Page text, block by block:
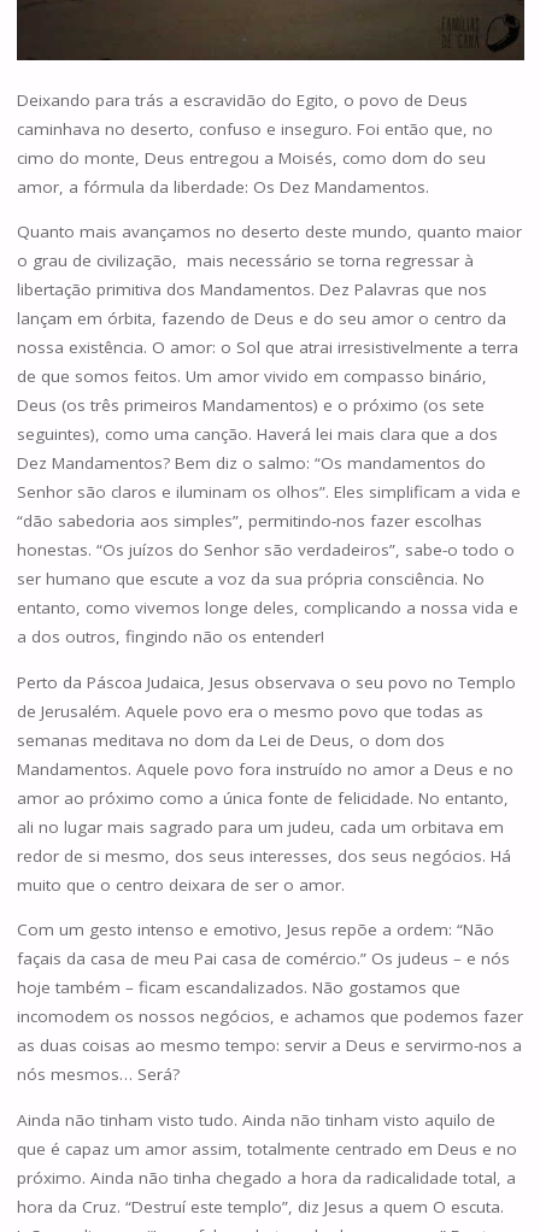
Deixando para trás a escravidão do Egito, o povo de Deus
caminhava no deserto, confuso e inseguro. Foi então que, no
cimo do monte, Deus entregou a Moisés, como dom do seu
amor, a fórmula da liberdade: Os Dez Mandamentos.
Quanto mais avançamos no deserto deste mundo, quanto maior
o grau de civilização, mais necessário se torna regressar à
libertação primitiva dos Mandamentos. Dez Palavras que nos
lançam em órbita, fazendo de Deus e do seu amor o centro da
nossa existência. O amor: o Sol que atrai irresistivelmente a terra
de que somos feitos. Um amor vivido em compasso binário,
Deus (os três primeiros Mandamentos) e o próximo (os sete
seguintes), como uma canção. Haverá lei mais clara que a dos
Dez Mandamentos? Bem diz o salmo: “Os mandamentos do
Senhor são claros e iluminam os olhos”. Eles simplificam a vida e
“dão sabedoria aos simples”, permitindo-nos fazer escolhas
honestas. “Os juízos do Senhor são verdadeiros”, sabe-o todo o
ser humano que escute a voz da sua própria consciência. No
entanto, como vivemos longe deles, complicando a nossa vida e
a dos outros, fingindo não os entender!
Perto da Páscoa Judaica, Jesus observava o seu povo no Templo
de Jerusalém. Aquele povo era o mesmo povo que todas as
semanas meditava no dom da Lei de Deus, o dom dos
Mandamentos. Aquele povo fora instruído no amor a Deus e no
amor ao próximo como a única fonte de felicidade. No entanto,
ali no lugar mais sagrado para um judeu, cada um orbitava em
redor de si mesmo, dos seus interesses, dos seus negócios. Há
muito que o centro deixara de ser o amor.
Com um gesto intenso e emotivo, Jesus repõe a ordem: “Não
façais da casa de meu Pai casa de comércio.” Os judeus – e nós
hoje também – ficam escandalizados. Não gostamos que
incomodem os nossos negócios, e achamos que podemos fazer
as duas coisas ao mesmo tempo: servir a Deus e servirmo-nos a
nós mesmos… Será?
Ainda não tinham visto tudo. Ainda não tinham visto aquilo de
que é capaz um amor assim, totalmente centrado em Deus e no
próximo. Ainda não tinha chegado a hora da radicalidade total, a
hora da Cruz. “Destruí este templo”, diz Jesus a quem O escuta.